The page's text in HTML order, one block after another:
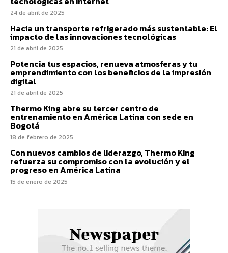
24 de abril de 2025
Hacia un transporte refrigerado más sustentable: El
impacto de las innovaciones tecnológicas
21 de abril de 2025
Potencia tus espacios, renueva atmosferas y tu
emprendimiento con los beneficios de la impresión
digital
21 de abril de 2025
Thermo King abre su tercer centro de
entrenamiento en América Latina con sede en
Bogotá
18 de febrero de 2025
Con nuevos cambios de liderazgo, Thermo King
refuerza su compromiso con la evolución y el
progreso en América Latina
15 de enero de 2025